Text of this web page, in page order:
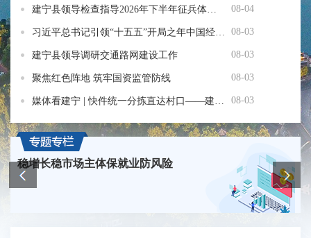
08-04
08-03
建宁县领导调研交通路网建设工作 08-03
聚焦红色阵地 筑牢国资监管防线 08-03
媒体看建宁 | 快件统一分拣直达村口——建宁客货邮融合再添新模式 08-03
稳增长稳市场主体保就业防风险